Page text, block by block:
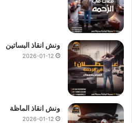
ونش انقاذ البساتين
2026-01-12
ونش انقاذ الماظة
2026-01-12